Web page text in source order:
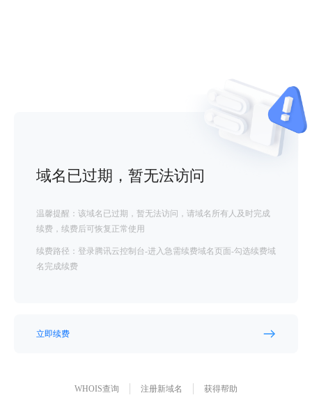
域名已过期，暂无法访问
温馨提醒：该域名已过期，暂无法访问，请域名所有人及时完成
续费，续费后可恢复正常使用
续费路径：登录腾讯云控制台-进入急需续费域名页面-勾选续费域
名完成续费
立即续费
WHOIS查询 注册新域名 获得帮助